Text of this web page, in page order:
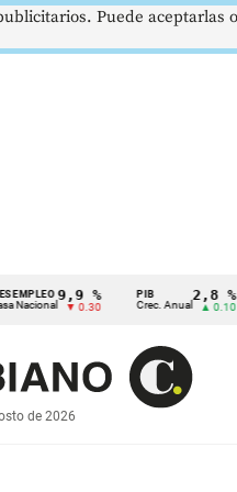
9,9 %
▼ 0.30
PIB
Crec. Anual
2,8 %
▲ 0.10
de 2026
Puede aceptarlas